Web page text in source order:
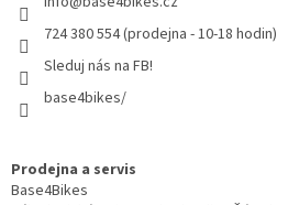
724 380 554 (prodejna - 10-18 hodin)
Sleduj nás na FB!
base4bikes/
Prodejna a servis
Base4Bikes